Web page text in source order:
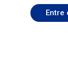
Entre